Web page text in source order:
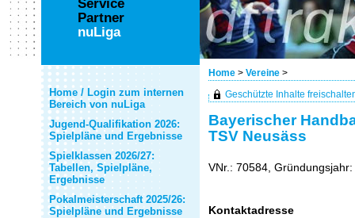
Home > Vereine >
Service
Partner
nuLiga
Home / Login zum internen
Bereich von nuLiga
Jugend-Qualifikation 2026:
Spielpläne und Ergebnisse
Spielklassen 2026/27:
Tabellen, Spielpläne,
Ergebnisse
Pokalmeisterschaft 2025/26:
Spielpläne und Ergebnisse
Geschützte Inhalte
Bayerischer
TSV Neusäss
VNr.: 70584,
Kontaktadresse